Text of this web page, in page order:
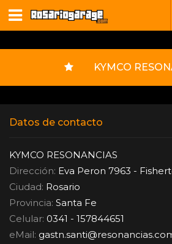
KYMCO
Datos de contacto
KYMCO RESONANCIAS
Dirección: Eva Peron 7963 -
Ciudad: Rosario
Provincia: Santa Fe
Celular: 0341 - 157844651
eMail: gastn.santi@